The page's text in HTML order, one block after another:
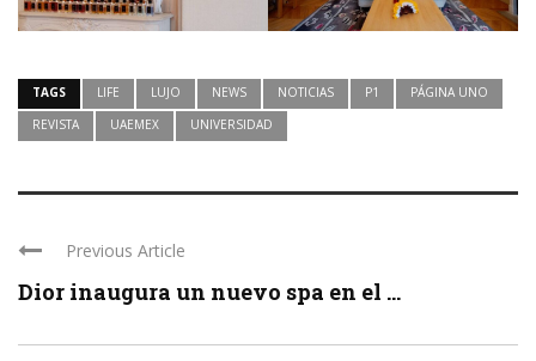
TAGS LIFE LUJO NEWS NOTICIAS P1
PÁGINA UNO
REVISTA
UAEMEX UNIVERSIDAD
Previous Article
Dior inaugura un nuevo spa en el ...